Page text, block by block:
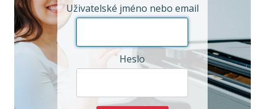
Uživatelské jméno nebo email
Heslo